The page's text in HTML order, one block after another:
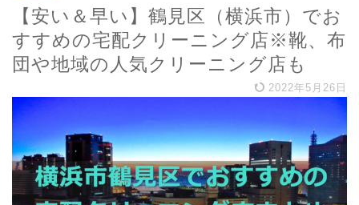
【安い＆早い】鶴見区（横浜市）でお
すすめの宅配クリーニング店※靴、布
団や地域の人気クリーニング店も
2022年5月26日